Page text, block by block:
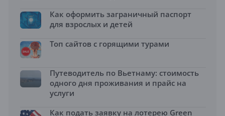
Как оформить заграничный паспорт
для взрослых и детей
Топ сайтов с горящими турами
Путеводитель по Вьетнаму: стоимость
одного дня проживания и прайс на
услуги
Как подать заявку на лотерею Green